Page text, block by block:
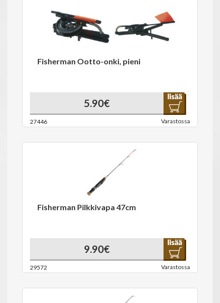
Fisherman Ootto-onki, pieni
5.90€
27446 Varastossa
Fisherman Pilkkivapa 47cm
9.90€
29572 Varastossa